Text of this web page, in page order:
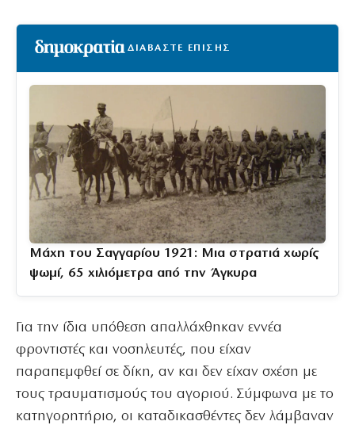
ΔΙΑΒΑΣΤΕ ΕΠΙΣΗΣ
Μάχη του Σαγγαρίου 1921: Μια στρατιά χωρίς
ψωμί, 65 χιλιόμετρα από την Άγκυρα
Για την ίδια υπόθεση απαλλάχθηκαν εννέα
φροντιστές και νοσηλευτές, που είχαν
παραπεμφθεί σε δίκη, αν και δεν είχαν σχέση με
τους τραυματισμούς του αγοριού. Σύμφωνα με το
κατηγορητήριο, οι καταδικασθέντες δεν λάμβαναν